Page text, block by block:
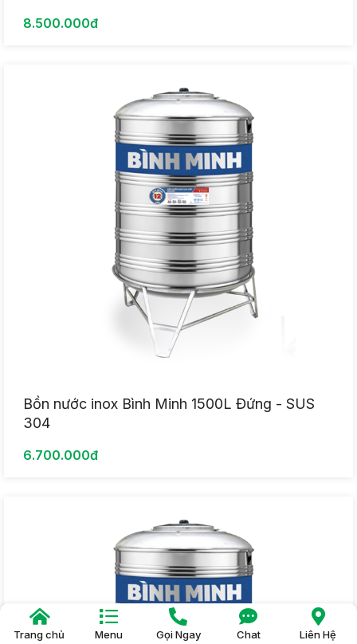
8.500.000đ
Bồn nước inox Bình Minh 1500L Đứng - SUS
304
6.700.000đ
Trang chủ Menu Gọi Ngay Chat Liên Hệ